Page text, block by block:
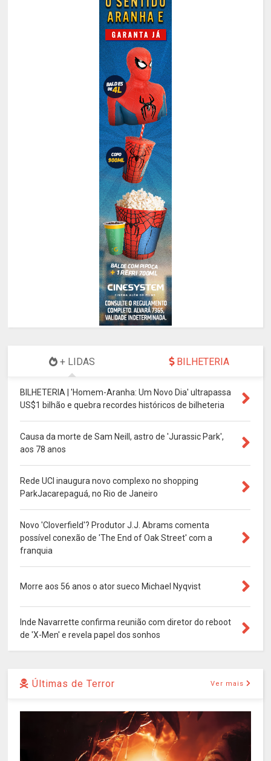
+ LIDAS BILHETERIA
BILHETERIA | 'Homem-Aranha: Um Novo Dia' ultrapassa
US$1 bilhão e quebra recordes históricos de bilheteria
Causa da morte de Sam Neill, astro de 'Jurassic Park',
aos 78 anos
Rede UCI inaugura novo complexo no shopping
ParkJacarepaguá, no Rio de Janeiro
Novo 'Cloverfield'? Produtor J.J. Abrams comenta
possível conexão de 'The End of Oak Street' com a
franquia
Morre aos 56 anos o ator sueco Michael Nyqvist
Inde Navarrette confirma reunião com diretor do reboot
de 'X-Men' e revela papel dos sonhos
Últimas de Terror Ver mais